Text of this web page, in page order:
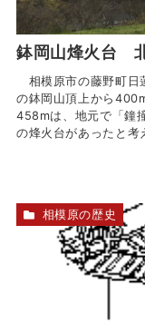
鉢岡山烽火台
相模原市の藤野町
の鉢岡山頂上から
458mは、地元で「鐘
の烽火台があったと
相模原の歴史